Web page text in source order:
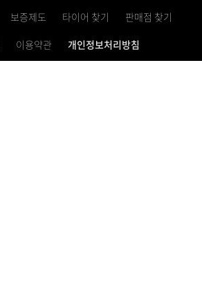
보증제도 타이어 찾기
판매점 찾기
이용약관
개인정보처리방침